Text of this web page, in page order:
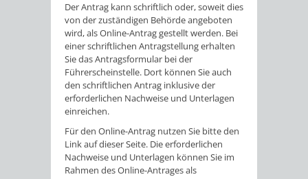
Der Antrag kann schriftlich oder, soweit dies
von der zuständigen Behörde angeboten
wird, als Online-Antrag gestellt werden. Bei
einer schriftlichen Antragstellung erhalten
Sie das Antragsformular bei der
Führerscheinstelle. Dort können Sie auch
den schriftlichen Antrag inklusive der
erforderlichen Nachweise und Unterlagen
einreichen.
Für den Online-Antrag nutzen Sie bitte den
Link auf dieser Seite. Die erforderlichen
Nachweise und Unterlagen können Sie im
Rahmen des Online-Antrages als